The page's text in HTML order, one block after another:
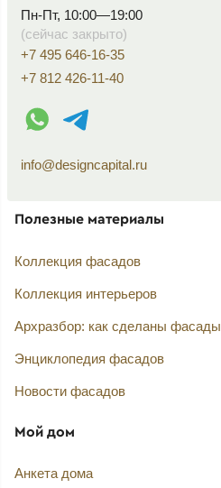
Пн-Пт, 10:00—19:00
(сейчас закрыто)
+7 495 646-16-35
+7 812 426-11-40
WhatsApp контакт
Telegram контакт
info@designcapital.ru
Полезные материалы
Коллекция фасадов
Коллекция интерьеров
Архразбор: как сделаны фасады
Энциклопедия фасадов
Новости фасадов
Мой дом
Анкета дома